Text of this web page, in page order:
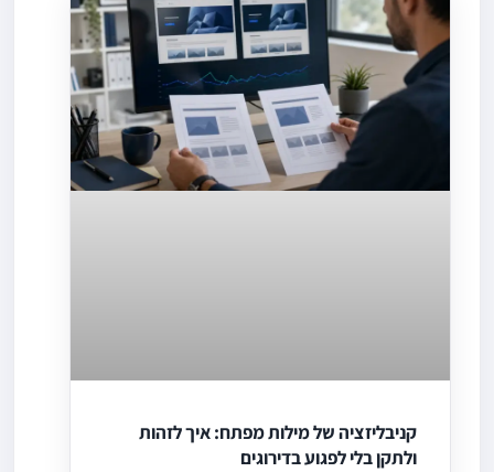
קניבליזציה של מילות מפתח: איך לזהות
ולתקן בלי לפגוע בדירוגים